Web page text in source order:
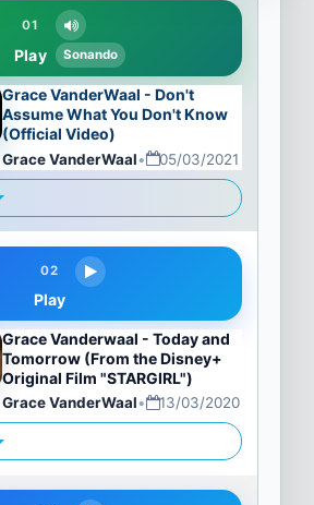
01
Play Sonando
Grace VanderWaal - Don't
Assume What You Don't Know
(Official Video)
Grace VanderWaal• 05/03/2021
02
Play
Grace Vanderwaal - Today and
Tomorrow (From the Disney+
Original Film "STARGIRL")
Grace VanderWaal• 13/03/2020